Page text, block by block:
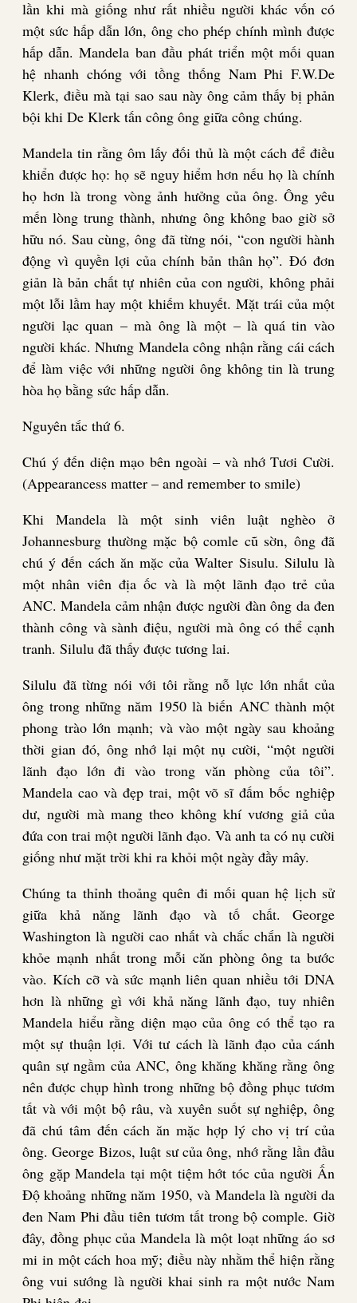
lần khi mà giống như rất nhiều người khác vốn có
một sức hấp dẫn lớn, ông cho phép chính mình được
hấp dẫn. Mandela ban đầu phát triển một mối quan
hệ nhanh chóng với tồng thống Nam Phi F.W.De
Klerk, điều mà tại sao sau này ông cảm thấy bị phản
bội khi De Klerk tấn công ông giữa công chúng.
Mandela tin rằng ôm lấy đối thủ là một cách để điều
khiển được họ: họ sẽ nguy hiểm hơn nếu họ là chính
họ hơn là trong vòng ảnh hưởng của ông. Ông yêu
mến lòng trung thành, nhưng ông không bao giờ sở
hữu nó. Sau cùng, ông đã từng nói, “con người hành
động vì quyền lợi của chính bản thân họ”. Đó đơn
giản là bản chất tự nhiên của con người, không phải
một lỗi lầm hay một khiếm khuyết. Mặt trái của một
người lạc quan – mà ông là một – là quá tin vào
người khác. Nhưng Mandela công nhận rằng cái cách
để làm việc với những người ông không tin là trung
hòa họ bằng sức hấp dẫn.
Nguyên tắc thứ 6.
Chú ý đến diện mạo bên ngoài – và nhớ Tươi Cười.
(Appearancess matter – and remember to smile)
Khi Mandela là một sinh viên luật nghèo ở
Johannesburg thường mặc bộ comle cũ sờn, ông đã
chú ý đến cách ăn mặc của Walter Sisulu. Silulu là
một nhân viên địa ốc và là một lãnh đạo trẻ của
ANC. Mandela cảm nhận được người đàn ông da đen
thành công và sành điệu, người mà ông có thể cạnh
tranh. Silulu đã thấy được tương lai.
Silulu đã từng nói với tôi rằng nỗ lực lớn nhất của
ông trong những năm 1950 là biến ANC thành một
phong trào lớn mạnh; và vào một ngày sau khoảng
thời gian đó, ông nhớ lại một nụ cười, “một người
lãnh đạo lớn đi vào trong văn phòng của tôi”.
Mandela cao và đẹp trai, một võ sĩ đấm bốc nghiệp
dư, người mà mang theo không khí vương giả của
đứa con trai một người lãnh đạo. Và anh ta có nụ cười
giống như mặt trời khi ra khỏi một ngày đầy mây.
Chúng ta thỉnh thoảng quên đi mối quan hệ lịch sử
giữa khả năng lãnh đạo và tố chất. George
Washington là người cao nhất và chắc chắn là người
khỏe mạnh nhất trong mỗi căn phòng ông ta bước
vào. Kích cỡ và sức mạnh liên quan nhiều tới DNA
hơn là những gì với khả năng lãnh đạo, tuy nhiên
Mandela hiểu rằng diện mạo của ông có thể tạo ra
một sự thuận lợi. Với tư cách là lãnh đạo của cánh
quân sự ngầm của ANC, ông khăng khăng rằng ông
nên được chụp hình trong những bộ đồng phục tươm
tất và với một bộ râu, và xuyên suốt sự nghiệp, ông
đã chú tâm đến cách ăn mặc hợp lý cho vị trí của
ông. George Bizos, luật sư của ông, nhớ rằng lần đầu
ông gặp Mandela tại một tiệm hớt tóc của người Ấn
Độ khoảng những năm 1950, và Mandela là người da
đen Nam Phi đầu tiên tươm tất trong bộ comple. Giờ
đây, đồng phục của Mandela là một loạt những áo sơ
mi in một cách hoa mỹ; điều này nhằm thể hiện rằng
ông vui sướng là người khai sinh ra một nước Nam